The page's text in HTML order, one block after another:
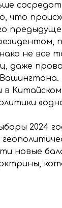
что
не все
даже
2024
новые